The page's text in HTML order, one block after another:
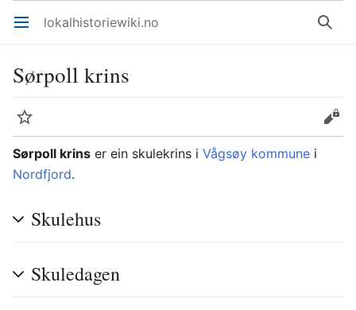
Åpne hovedmenyen lokalhistoriewiki.no Søk
Sørpoll krins
Overvåk
Rediger
Sørpoll krins er ein skulekrins i Vågsøy kommune i
Nordfjord.
Skulehus
Skuledagen